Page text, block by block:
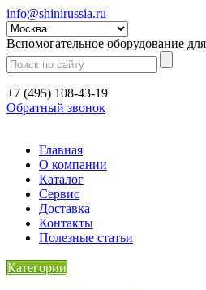
info@shinirussia.ru
Вспомогательное оборудование
+7 (495) 108-43-19
Обратный звонок
Главная
О компании
Каталог
Сервис
Доставка
Контакты
Полезные статьи
Категории